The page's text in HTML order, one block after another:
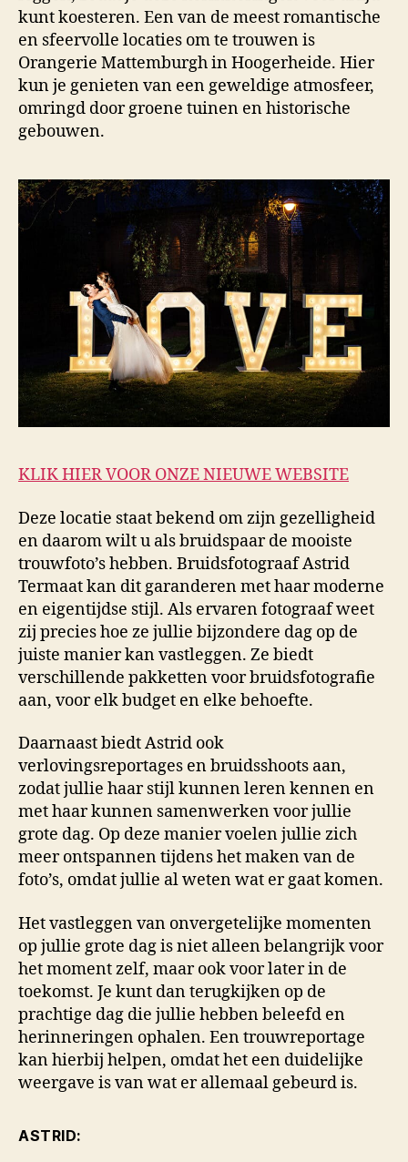
kunt koesteren. Een van de meest romantische
en sfeervolle locaties om te trouwen is
Orangerie Mattemburgh in Hoogerheide. Hier
kun je genieten van een geweldige atmosfeer,
omringd door groene tuinen en historische
gebouwen.
KLIK HIER VOOR ONZE NIEUWE WEBSITE
Deze locatie staat bekend om zijn gezelligheid
en daarom wilt u als bruidspaar de mooiste
trouwfoto’s hebben. Bruidsfotograaf Astrid
Termaat kan dit garanderen met haar moderne
en eigentijdse stijl. Als ervaren fotograaf weet
zij precies hoe ze jullie bijzondere dag op de
juiste manier kan vastleggen. Ze biedt
verschillende pakketten voor bruidsfotografie
aan, voor elk budget en elke behoefte.
Daarnaast biedt Astrid ook
verlovingsreportages en bruidsshoots aan,
zodat jullie haar stijl kunnen leren kennen en
met haar kunnen samenwerken voor jullie
grote dag. Op deze manier voelen jullie zich
meer ontspannen tijdens het maken van de
foto’s, omdat jullie al weten wat er gaat komen.
Het vastleggen van onvergetelijke momenten
op jullie grote dag is niet alleen belangrijk voor
het moment zelf, maar ook voor later in de
toekomst. Je kunt dan terugkijken op de
prachtige dag die jullie hebben beleefd en
herinneringen ophalen. Een trouwreportage
kan hierbij helpen, omdat het een duidelijke
weergave is van wat er allemaal gebeurd is.
ASTRID: